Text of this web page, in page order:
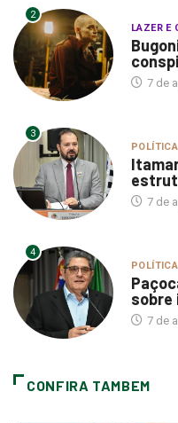
2
LAZER E
7 de
3
POLÍTICA
7 de
4
POLÍTICA
sobre
7 de
CONFIRA TAMBEM